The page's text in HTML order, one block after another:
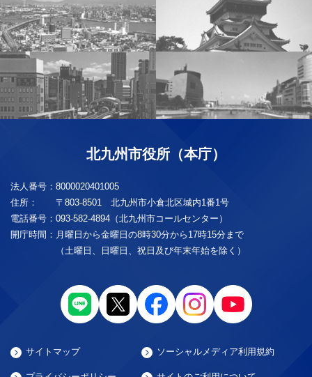
北九州市役所（本庁）
法人番号： 8000020401005
住所：
〒803-8501 北九州市小倉北区城内1番1号
電話番号： 093-582-4894（北九州市コールセンター）
開庁時間： 月曜日から金曜日の8時30分から17時15分まで
（土曜日、日曜日、祝日及び年末年始を除く）
サイトマップ ソーシャルメディア利用規約